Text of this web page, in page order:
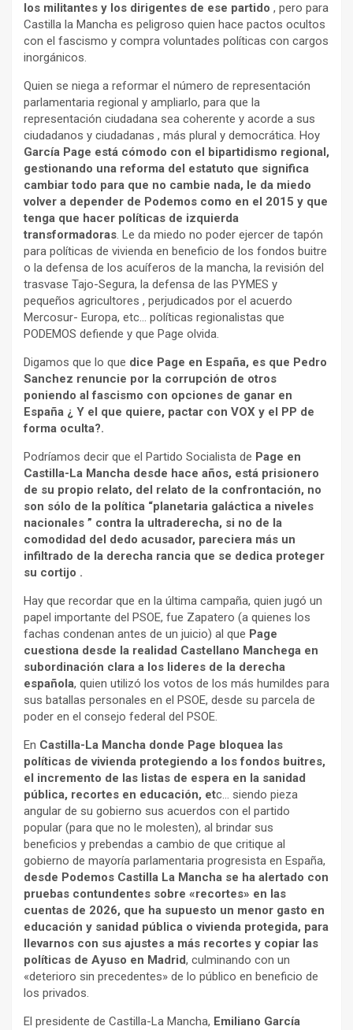
los militantes y los dirigentes de ese partido , pero para
Castilla la Mancha es peligroso quien hace pactos ocultos
con el fascismo y compra voluntades políticas con cargos
inorgánicos.
Quien se niega a reformar el número de representación
parlamentaria regional y ampliarlo, para que la
representación ciudadana sea coherente y acorde a sus
ciudadanos y ciudadanas , más plural y democrática. Hoy
García Page está cómodo con el bipartidismo regional,
gestionando una reforma del estatuto que significa
cambiar todo para que no cambie nada, le da miedo
volver a depender de Podemos como en el 2015 y que
tenga que hacer políticas de izquierda
transformadoras. Le da miedo no poder ejercer de tapón
para políticas de vivienda en beneficio de los fondos buitre
o la defensa de los acuíferos de la mancha, la revisión del
trasvase Tajo-Segura, la defensa de las PYMES y
pequeños agricultores , perjudicados por el acuerdo
Mercosur- Europa, etc… políticas regionalistas que
PODEMOS defiende y que Page olvida.
Digamos que lo que dice Page en España, es que Pedro
Sanchez renuncie por la corrupción de otros
poniendo al fascismo con opciones de ganar en
España ¿ Y el que quiere, pactar con VOX y el PP de
forma oculta?.
Podríamos decir que el Partido Socialista de Page en
Castilla-La Mancha desde hace años, está prisionero
de su propio relato, del relato de la confrontación, no
son sólo de la política “planetaria galáctica a niveles
nacionales ” contra la ultraderecha, si no de la
comodidad del dedo acusador, pareciera más un
infiltrado de la derecha rancia que se dedica proteger
su cortijo .
Hay que recordar que en la última campaña, quien jugó un
papel importante del PSOE, fue Zapatero (a quienes los
fachas condenan antes de un juicio) al que Page
cuestiona desde la realidad Castellano Manchega en
subordinación clara a los lideres de la derecha
española, quien utilizó los votos de los más humildes para
sus batallas personales en el PSOE, desde su parcela de
poder en el consejo federal del PSOE.
En Castilla-La Mancha donde Page bloquea las
políticas de vivienda protegiendo a los fondos buitres,
el incremento de las listas de espera en la sanidad
pública, recortes en educación, etc… siendo pieza
angular de su gobierno sus acuerdos con el partido
popular (para que no le molesten), al brindar sus
beneficios y prebendas a cambio de que critique al
gobierno de mayoría parlamentaria progresista en España,
desde Podemos Castilla La Mancha se ha alertado con
pruebas contundentes sobre «recortes» en las
cuentas de 2026, que ha supuesto un menor gasto en
educación y sanidad pública o vivienda protegida, para
llevarnos con sus ajustes a más recortes y copiar las
políticas de Ayuso en Madrid, culminando con un
«deterioro sin precedentes» de lo público en beneficio de
los privados.
El presidente de Castilla-La Mancha, Emiliano García